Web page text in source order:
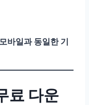
바일과 동일한 기
료 다운